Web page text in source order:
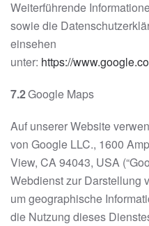
Weiterführende
sowie die
einsehen
unter: https://
7.2Google Maps
Auf unserer Website
von Google LLC., 1600
View, CA 94043, USA
Webdienst zur Darstellung
um geographische
die Nutzung dieses